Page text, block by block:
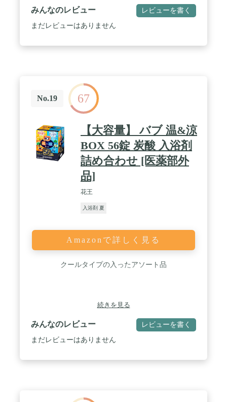
みんなのレビュー レビューを書く
まだレビューはありません
No.19 67
【大容量】 バブ 温&涼
BOX 56錠 炭酸 入浴剤
詰め合わせ [医薬部外
品]
花王
入浴剤 夏
Amazonで詳しく見る
クールタイプの入ったアソート品
続きを見る
みんなのレビュー レビューを書く
まだレビューはありません